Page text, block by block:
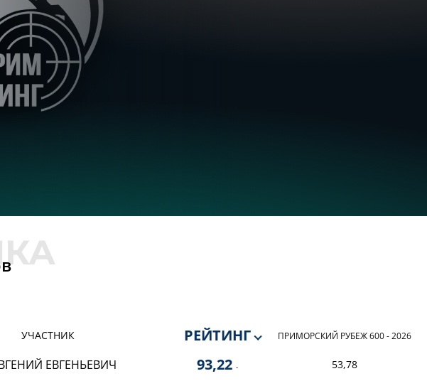
УЧАСТНИК РЕЙТИНГ ПРИМОРСКИЙ РУБЕЖ 600 - 2026
ЕВГЕНЬЕВИЧ 93,22 - 53,78